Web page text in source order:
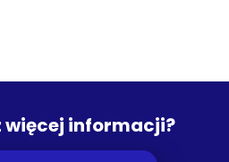
więcej informacji?